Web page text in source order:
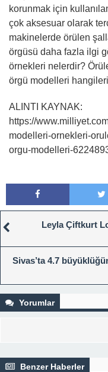
korunmak için
çok aksesuar olarak
makinelerde örülen
örgüsü daha fazla ilgi
örnekleri nelerdir?
örgü modelleri
ALINTI KAYNAK:
https://
modelleri-ornekleri-
orgu-modelleri-
Leyla Çiftkurt
Sivas’ta 4.7
Yorumlar
Benzer Haberler